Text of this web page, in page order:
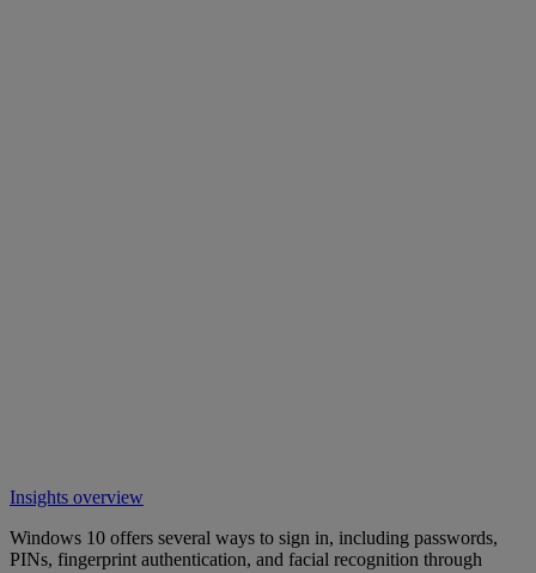
Insights overview
Windows 10 offers several ways to sign in, including passwords,
PINs, fingerprint authentication, and facial recognition through